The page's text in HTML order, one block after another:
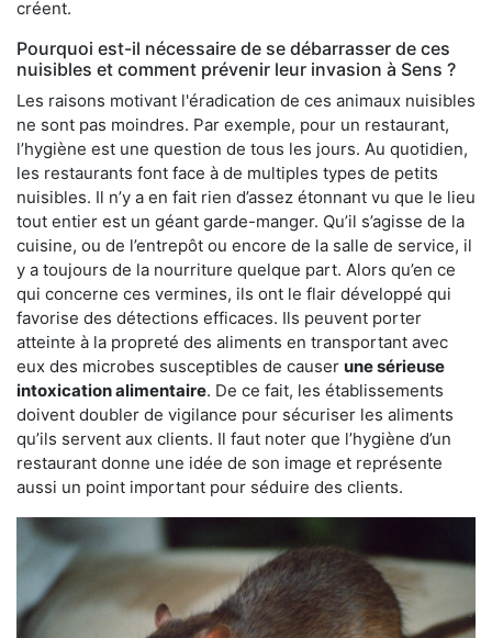
créent.
Pourquoi est-il nécessaire de se débarrasser de ces
nuisibles et comment prévenir leur invasion à Sens ?
Les raisons motivant l'éradication de ces animaux nuisibles
ne sont pas moindres. Par exemple, pour un restaurant,
l’hygiène est une question de tous les jours. Au quotidien,
les restaurants font face à de multiples types de petits
nuisibles. Il n’y a en fait rien d’assez étonnant vu que le lieu
tout entier est un géant garde-manger. Qu’il s’agisse de la
cuisine, ou de l’entrepôt ou encore de la salle de service, il
y a toujours de la nourriture quelque part. Alors qu’en ce
qui concerne ces vermines, ils ont le flair développé qui
favorise des détections efficaces. Ils peuvent porter
atteinte à la propreté des aliments en transportant avec
eux des microbes susceptibles de causer une sérieuse
intoxication alimentaire. De ce fait, les établissements
doivent doubler de vigilance pour sécuriser les aliments
qu’ils servent aux clients. Il faut noter que l’hygiène d’un
restaurant donne une idée de son image et représente
aussi un point important pour séduire des clients.